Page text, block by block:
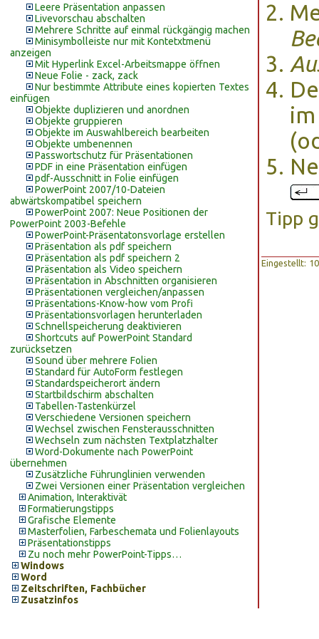
Leere Präsentation anpassen
Livevorschau abschalten
Mehrere Schritte auf einmal rückgängig machen
Minisymbolleiste nur mit Kontetxtmenü
anzeigen
Mit Hyperlink Excel-Arbeitsmappe öffnen
Neue Folie - zack, zack
Nur bestimmte Attribute eines kopierten Textes
einfügen
Objekte duplizieren und anordnen
Objekte gruppieren
Objekte im Auswahlbereich bearbeiten
Objekte umbenennen
Passwortschutz für Präsentationen
PDF in eine Präsentation einfügen
pdf-Ausschnitt in Folie einfügen
PowerPoint 2007/10-Dateien
abwärtskompatibel speichern
PowerPoint 2007: Neue Positionen der
PowerPoint 2003-Befehle
PowerPoint-Präsentatonsvorlage erstellen
Präsentation als pdf speichern
Präsentation als pdf speichern 2
Präsentation als Video speichern
Präsentation in Abschnitten organisieren
Präsentationen vergleichen/anpassen
Präsentations-Know-how vom Profi
Präsentationsvorlagen herunterladen
Schnellspeicherung deaktivieren
Shortcuts auf PowerPoint Standard
zurücksetzen
Sound über mehrere Folien
Standard für AutoForm festlegen
Standardspeicherort ändern
Startbildschirm abschalten
Tabellen-Tastenkürzel
Verschiedene Versionen speichern
Wechsel zwischen Fensterausschnitten
Wechseln zum nächsten Textplatzhalter
Word-Dokumente nach PowerPoint
übernehmen
Zusätzliche Führunglinien verwenden
Zwei Versionen einer Präsentation vergleichen
Animation, Interaktivät
Formatierungstipps
Grafische Elemente
Masterfolien, Farbeschemata und Folienlayouts
Präsentationstipps
Zu noch mehr PowerPoint-Tipps…
Windows
Word
Zeitschriften, Fachbücher
Zusatzinfos
Tipp
Eingestellt: